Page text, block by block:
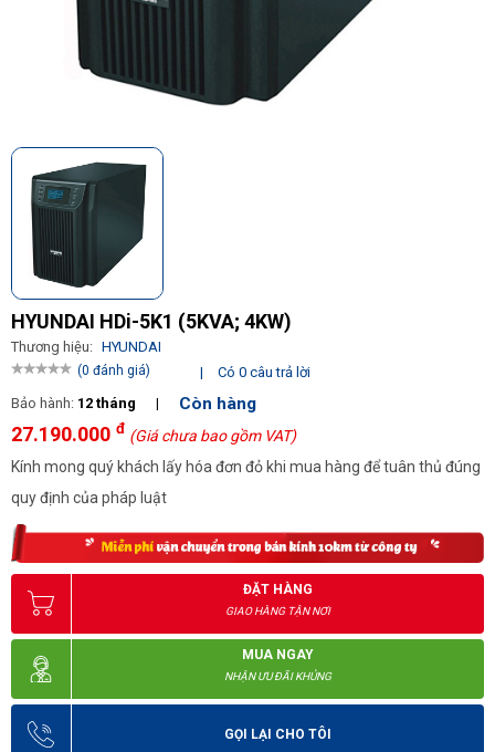
HYUNDAI HDi-5K1 (5KVA; 4KW)
Thương hiệu: HYUNDAI
(0 đánh giá) |
Có 0 câu trả lời
Bảo hành: 12 tháng | Còn hàng
27.190.000 đ (Giá chưa bao gồm VAT)
Kính mong quý khách lấy hóa đơn đỏ khi mua hàng để tuân thủ đúng
quy định của pháp luật
ĐẶT HÀNG
GIAO HÀNG TẬN NƠI
MUA NGAY
NHẬN ƯU ĐÃI KHỦNG
GỌI LẠI CHO TÔI